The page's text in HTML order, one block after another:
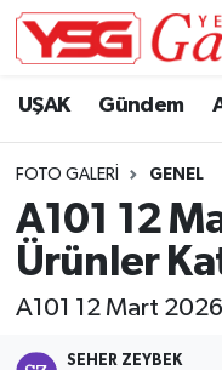
UŞAK Gündem
FOTO GALERI GENEL
A101 12
Ürünler
A101 12 Mart
SEHER ZEYBEK
Namaz Vakitleri
Trafik Durumu